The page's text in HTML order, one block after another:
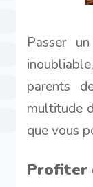
Passer
parents
multitude
que vous
Profiter